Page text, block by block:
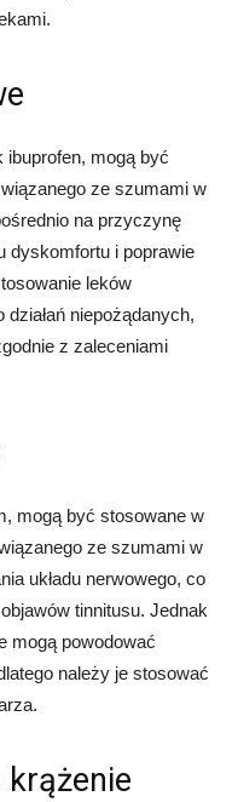
ibuprofen, mogą być
ze szumami w
na przyczynę
dyskomfortu i poprawie
leków
niepożądanych,
z zaleceniami
mogą być stosowane w
ze szumami w
układu nerwowego, co
tinnitusu. Jednak
mogą powodować
należy je stosować
krążenie